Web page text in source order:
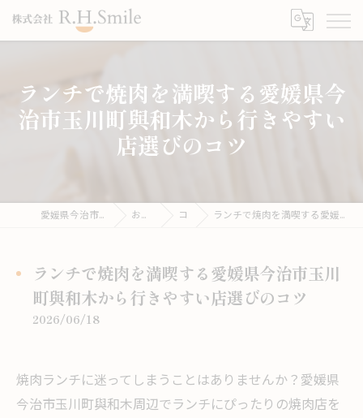
ランチで焼肉を満喫する愛媛県今
治市玉川町與和木から行きやすい
店選びのコツ
愛媛県今治市のうどんならこがね製麺所 お役立ち情報 コラム ランチで焼肉を満喫する愛媛県今治市玉川町與和木から行きやすい店選びのコツ
ランチで焼肉を満喫する愛媛県今治市玉川
町與和木から行きやすい店選びのコツ
2026/06/18
焼肉ランチに迷ってしまうことはありませんか？愛媛県
今治市玉川町與和木周辺でランチにぴったりの焼肉店を